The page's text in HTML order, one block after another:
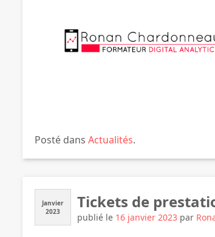
Posté dans Actualités.
Janvier
2023
Tickets de
publié le 16 janvier 2023 par